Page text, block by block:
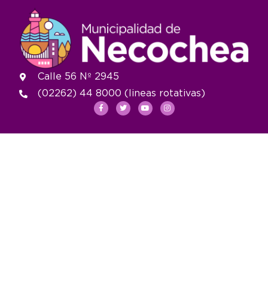
Calle 56 Nº 2945
(02262) 44 8000 (lineas rotativas)